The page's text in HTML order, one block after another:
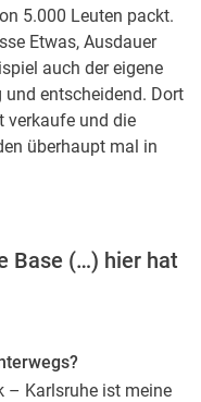
5.000 Leuten packt.
Etwas, Ausdauer
auch der eigene
entscheidend. Dort
verkaufe und die
überhaupt mal in
Base (…) hier hat
– Karlsruhe ist meine